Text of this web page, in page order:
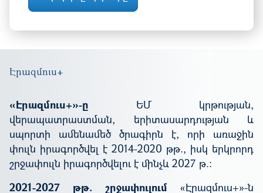
Էրազմուս+
«Էրազմուս+»-ը ԵՄ
կրթության,
վերապատրաստման, երիտասարդության
և
սպորտի
ամենամեծ ծրագիրն է, որի
առաջին
փուլն իրագործվել է 2014-2020 թթ., իսկ երկրորդ
շրջափուլն իրագործվելու է մինչև 2027 թ.:
2021-2027 թթ.
շրջափուլում «Էրազմուս+»-ն